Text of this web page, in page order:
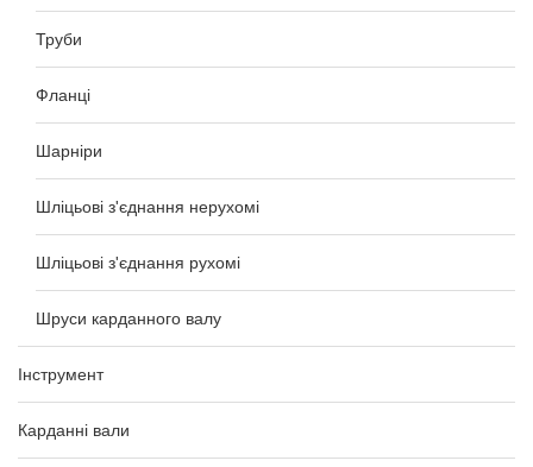
Труби
Фланці
Шарніри
Шліцьові з'єднання нерухомі
Шліцьові з'єднання рухомі
Шруси карданного валу
Інструмент
Карданні вали